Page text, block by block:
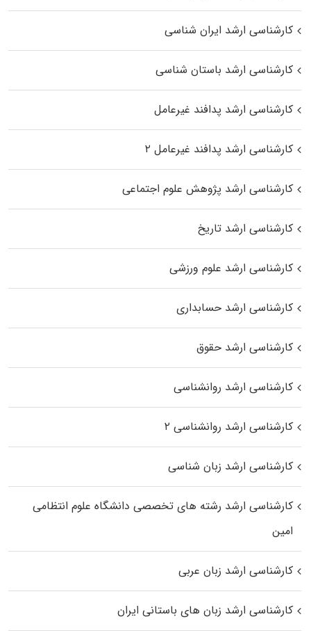
کارشناسی ارشد ایران شناسی
کارشناسی ارشد باستان شناسی
کارشناسی ارشد پدافند غیرعامل
کارشناسی ارشد پدافند غیرعامل ۲
کارشناسی ارشد پژوهش علوم اجتماعی
کارشناسی ارشد تاریخ
کارشناسی ارشد علوم ورزشی
کارشناسی ارشد حسابداری
کارشناسی ارشد حقوق
کارشناسی ارشد روانشناسی
کارشناسی ارشد روانشناسی ۲
کارشناسی ارشد زبان شناسی
کارشناسی ارشد رﺷﺘﻪ ﻫﺎی تخصصی داﻧﺸﮕﺎه ﻋﻠﻮم انتظامی
اﻣﻴﻦ
کارشناسی ارشد زبان عربی
کارشناسی ارشد زبان‌ های باستانی ایران